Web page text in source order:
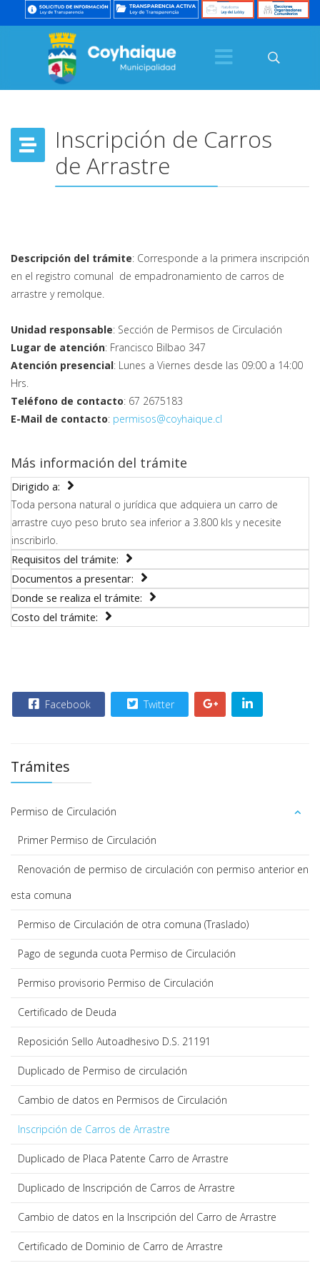
Inscripción de Carros
de Arrastre
Descripción del trámite: Corresponde a la primera inscripción
en el registro comunal de empadronamiento de carros de
arrastre y remolque.
Unidad responsable: Sección de Permisos de Circulación
Lugar de atención: Francisco Bilbao 347
Atención presencial: Lunes a Viernes desde las 09:00 a 14:00
Hrs.
Teléfono de contacto: 67 2675183
E-Mail de contacto: permisos@coyhaique.cl
Más información del trámite
Dirigido a:
Toda persona natural o jurídica que adquiera un carro de
arrastre cuyo peso bruto sea inferior a 3.800 kls y necesite
inscribirlo.
Requisitos del trámite:
Documentos a presentar:
Donde se realiza el trámite:
Costo del trámite:
Facebook Twitter
Trámites
Permiso de Circulación
Primer Permiso de Circulación
Renovación de permiso de circulación con permiso anterior en
esta comuna
Permiso de Circulación de otra comuna (Traslado)
Pago de segunda cuota Permiso de Circulación
Permiso provisorio Permiso de Circulación
Certificado de Deuda
Reposición Sello Autoadhesivo D.S. 21191
Duplicado de Permiso de circulación
Cambio de datos en Permisos de Circulación
Inscripción de Carros de Arrastre
Duplicado de Placa Patente Carro de Arrastre
Duplicado de Inscripción de Carros de Arrastre
Cambio de datos en la Inscripción del Carro de Arrastre
Certificado de Dominio de Carro de Arrastre